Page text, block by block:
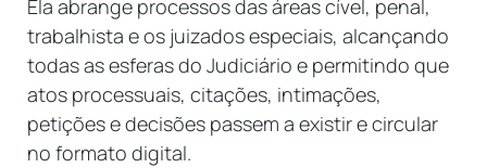
Ela abrange processos das áreas cível, penal,
trabalhista e os juizados especiais, alcançando
todas as esferas do Judiciário e permitindo que
atos processuais, citações, intimações,
petições e decisões passem a existir e circular
no formato digital.